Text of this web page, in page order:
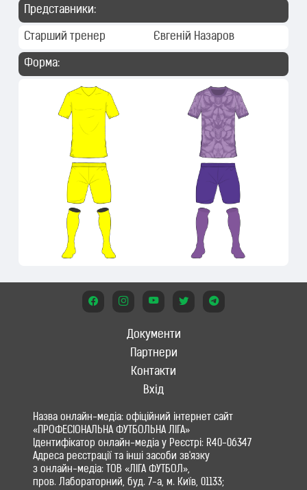
Представники:
Старший тренер Євгеній Назаров
Форма:
Документи
Партнери
Контакти
Вхід
Назва онлайн-медіа: офіційний інтернет сайт
«ПРОФЕСІОНАЛЬНА ФУТБОЛЬНА ЛІГА»
Ідентифікатор онлайн-медіа у Реєстрі: R40-06347
Адреса реєстрації та інші засоби зв'язку
з онлайн-медіа: ТОВ «ЛІГА ФУТБОЛ»,
пров. Лабораторний, буд. 7-а, м. Київ, 01133;